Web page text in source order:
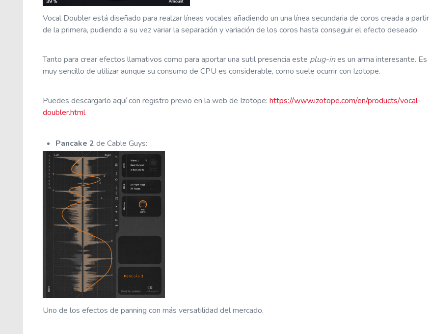
Vocal Doubler está diseñado para realzar líneas vocales añadiendo un una línea secundaria de coros creada a partir
de la primera, pudiendo a su vez variar la separación y variación de los coros hasta conseguir el efecto deseado.
Tanto para crear efectos llamativos como para aportar una sutil presencia este plug-ines un arma interesante. Es
muy sencillo de utilizar aunque su consumo de CPU es considerable, como suele ocurrir con Izotope.
Puedes descargarlo aquí con registro previo en la web de Izotope: https://www.izotope.com/en/products/vocal-
doubler.html
Pancake 2 de Cable Guys:
Uno de los efectos de panning con más versatilidad del mercado.